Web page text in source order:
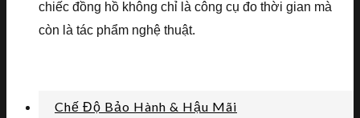
chiếc đồng hồ không chỉ là công cụ đo thời gian mà
còn là tác phẩm nghệ thuật.
Chế Độ Bảo Hành & Hậu Mãi